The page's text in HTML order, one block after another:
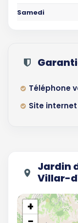
Samedi
Téléphone
Site
Jardin
Villar-
+